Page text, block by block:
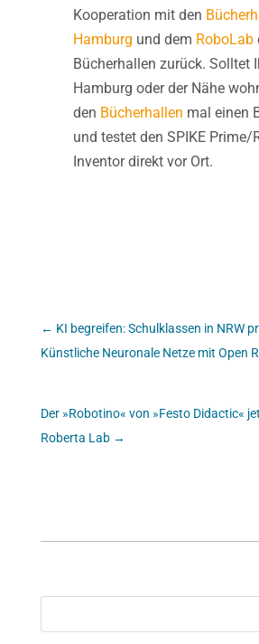
Kooperation mit den
Hamburg und dem RoboLab
Bücherhallen zurück. Solltet
Hamburg oder der Nähe
den Bücherhallen mal einen
und testet den SPIKE Prime/
Inventor direkt vor Ort.
← KI begreifen: Schulklassen in NRW
Künstliche Neuronale Netze mit Open
Der »Robotino« von »Festo Didactic«
Roberta Lab→